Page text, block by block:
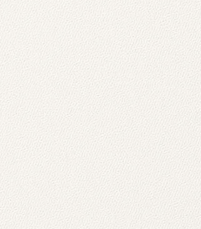
Wie wird das Produkt gereinigt?
Unsere Produkte können in der Maschine
oder mit einem feuchten Tuch abgewischt
Wofür wird das Produkt verwendet?
Unsere Produkte sind als Hintergründe für
professionelle Studio-Fotoshootings
können auch als Wandbehänge verwendet
Ihrer Wohn- oder Büroeinrichtung einen
Look zu verleihen. Sie können als Bild an
gehängt werden. Die hochauflösenden
unseren Produkten werden mithilfe
Intelligenz erstellt und verleihen der
Zur Verwendung des Hintergrunds wird in
Hintergrundständer benötigt. Sie können